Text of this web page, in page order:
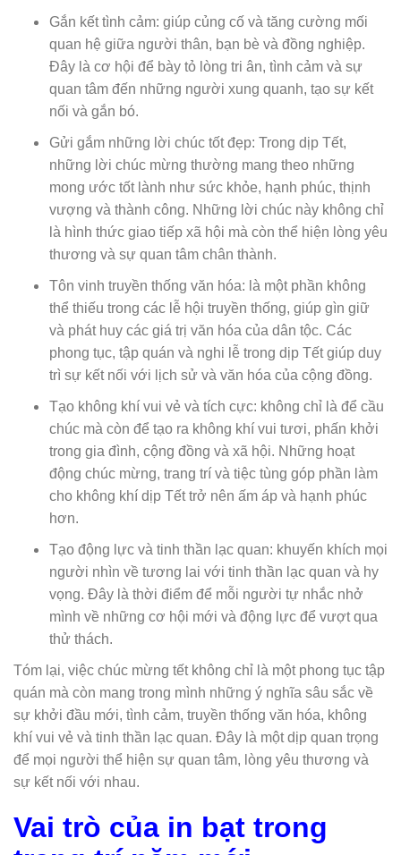
Gắn kết tình cảm: giúp củng cố và tăng cường mối
quan hệ giữa người thân, bạn bè và đồng nghiệp.
Đây là cơ hội để bày tỏ lòng tri ân, tình cảm và sự
quan tâm đến những người xung quanh, tạo sự kết
nối và gắn bó.
Gửi gắm những lời chúc tốt đẹp: Trong dịp Tết,
những lời chúc mừng thường mang theo những
mong ước tốt lành như sức khỏe, hạnh phúc, thịnh
vượng và thành công. Những lời chúc này không chỉ
là hình thức giao tiếp xã hội mà còn thể hiện lòng yêu
thương và sự quan tâm chân thành.
Tôn vinh truyền thống văn hóa: là một phần không
thể thiếu trong các lễ hội truyền thống, giúp gìn giữ
và phát huy các giá trị văn hóa của dân tộc. Các
phong tục, tập quán và nghi lễ trong dịp Tết giúp duy
trì sự kết nối với lịch sử và văn hóa của cộng đồng.
Tạo không khí vui vẻ và tích cực: không chỉ là để cầu
chúc mà còn để tạo ra không khí vui tươi, phấn khởi
trong gia đình, cộng đồng và xã hội. Những hoạt
động chúc mừng, trang trí và tiệc tùng góp phần làm
cho không khí dịp Tết trở nên ấm áp và hạnh phúc
hơn.
Tạo động lực và tinh thần lạc quan: khuyến khích mọi
người nhìn về tương lai với tinh thần lạc quan và hy
vọng. Đây là thời điểm để mỗi người tự nhắc nhở
mình về những cơ hội mới và động lực để vượt qua
thử thách.
Tóm lại, việc chúc mừng tết không chỉ là một phong tục tập
quán mà còn mang trong mình những ý nghĩa sâu sắc về
sự khởi đầu mới, tình cảm, truyền thống văn hóa, không
khí vui vẻ và tinh thần lạc quan. Đây là một dịp quan trọng
để mọi người thể hiện sự quan tâm, lòng yêu thương và
sự kết nối với nhau.
Vai trò của in bạt trong